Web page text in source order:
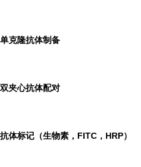
单克隆抗体制备
双夹心抗体配对
抗体标记（生物素，FITC，HRP）